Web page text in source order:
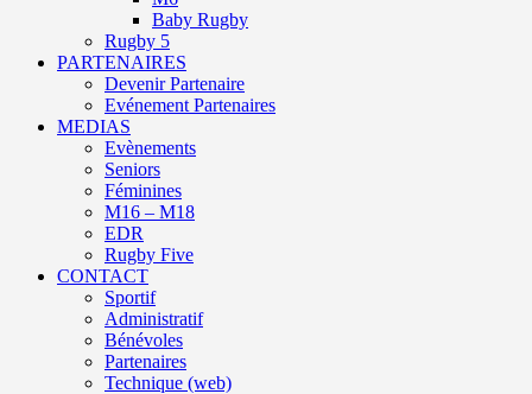
Baby Rugby
Rugby 5
PARTENAIRES
Devenir Partenaire
Evénement Partenaires
MEDIAS
Evènements
Seniors
Féminines
M16 – M18
EDR
Rugby Five
CONTACT
Sportif
Administratif
Bénévoles
Partenaires
Technique (web)